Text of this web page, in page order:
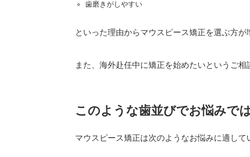
歯磨きがしやすい
といった理由からマウスピース矯正を選ぶ方が
また、海外赴任中に矯正を始めたいというご相
このような歯並びでお悩みで
マウスピース矯正は次のようなお悩みに適して